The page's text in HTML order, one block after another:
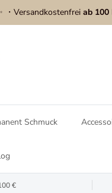
・Versandkostenfrei ab 100
Schmuck
€